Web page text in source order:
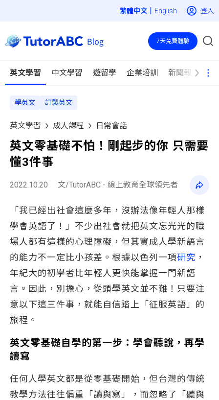
| English 登入
英文學習 中文學習 遊留學 企業培訓 新聞報導
7天免費體驗
學英文 訂製英文
英文學習 成人課程 日常會話
英文零基礎不怕！剛起步的你 只需要
懂3件事
2022.10.20 文/TutorABC - 線上教育全球領先者
「我已經出社會這麼多年，沒辦法像年輕人那樣
學會英語了！」不少出社會就把英文忘光光的職
場人都有這樣的心理障礙，但其實成人學新語言
的能力不一定比小孩差。根據以色列一項研究 ，
年紀大的初學者比年輕人更快能掌握一門新語
言。因此，別擔心，從頭學英文並不難！只要注
意以下這三件事，就能自信踏上「征服英語」的
旅程。
英文零基礎自學的第一步：學會聽說，再學
讀寫
任何人學英文都是從零基礎開始，但台灣的傳統
教學方法往往偏重「讀與寫」，而忽略了「聽與